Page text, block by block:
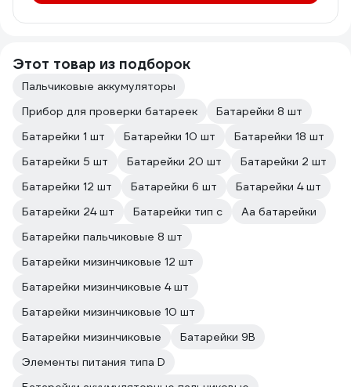
Этот товар из подборок
Пальчиковые аккумуляторы
Прибор для проверки батареек
Батарейки 8 шт
Батарейки 1 шт
Батарейки 10 шт
Батарейки 18 шт
Батарейки 5 шт
Батарейки 20 шт
Батарейки 2 шт
Батарейки 12 шт
Батарейки 6 шт
Батарейки 4 шт
Батарейки 24 шт
Батарейки тип с
Aa батарейки
Батарейки пальчиковые 8 шт
Батарейки мизинчиковые 12 шт
Батарейки мизинчиковые 4 шт
Батарейки мизинчиковые 10 шт
Батарейки мизинчиковые
Батарейки 9В
Элементы питания типа D